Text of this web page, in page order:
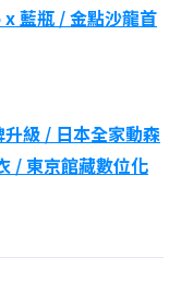
藍瓶 / 金點沙龍首
級 / 日本全家動森
/ 東京館藏數位化